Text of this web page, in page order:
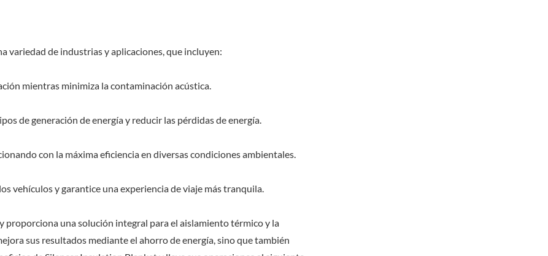
variedad de industrias y aplicaciones, que incluyen:
mientras minimiza la contaminación acústica.
de generación de energía y reducir las pérdidas de energía.
con la máxima eficiencia en diversas condiciones ambientales.
vehículos y garantice una experiencia de viaje más tranquila.
proporciona una solución integral para el aislamiento térmico y la
sus resultados mediante el ahorro de energía, sino que también